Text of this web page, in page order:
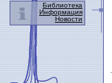
Библиотека
Информация
Новости